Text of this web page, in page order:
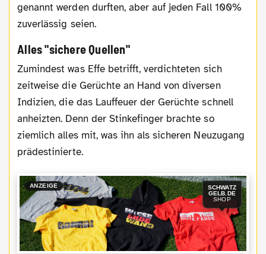
genannt werden durften, aber auf jeden Fall 100%
zuverlässig seien.
Alles "sichere Quellen"
Zumindest was Effe betrifft, verdichteten sich
zeitweise die Gerüchte an Hand von diversen
Indizien, die das Lauffeuer der Gerüchte schnell
anheizten. Denn der Stinkefinger brachte so
ziemlich alles mit, was ihn als sicheren Neuzugang
prädestinierte.
ANZEIGE
SCHWATZ
GELB.DE
SHOP